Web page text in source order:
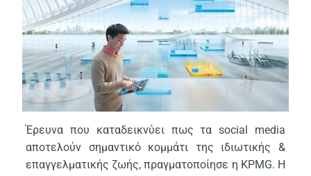
Έρευνα που καταδεικνύει πως τα social media
αποτελούν σημαντικό κομμάτι της ιδιωτικής &
επαγγελματικής ζωής, πραγματοποίησε η KPMG. H